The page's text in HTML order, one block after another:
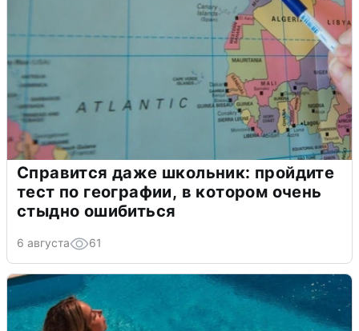
Справится даже школьник: пройдите
тест по географии, в котором очень
стыдно ошибиться
6 августа 61